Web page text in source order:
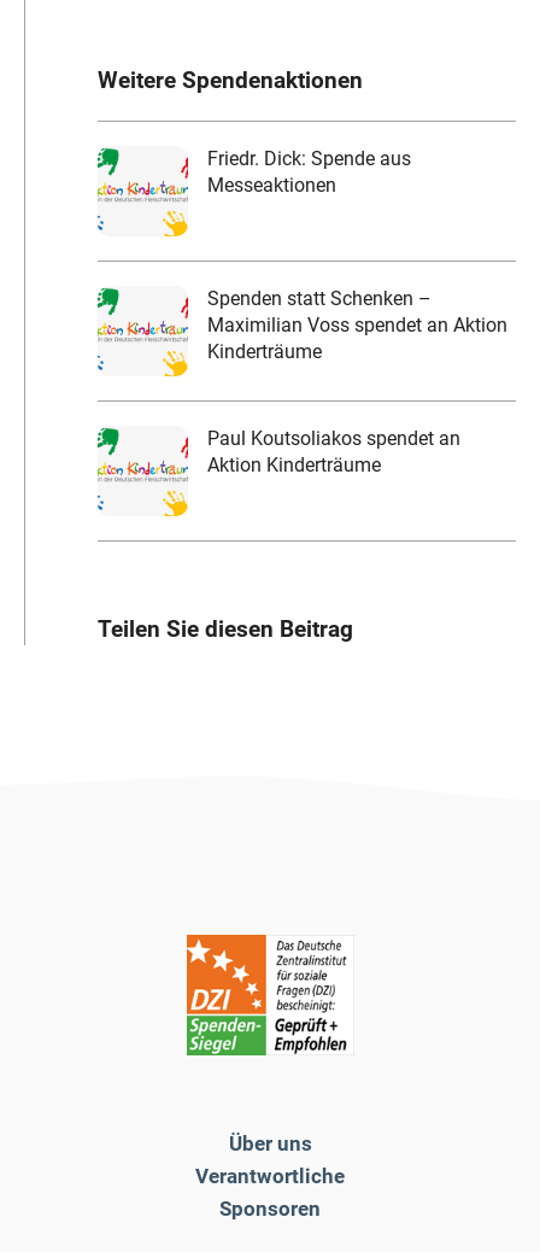
Weitere Spendenaktionen
Friedr. Dick: Spende aus
Messeaktionen
Spenden statt Schenken –
Maximilian Voss spendet an Aktion
Kinderträume
Paul Koutsoliakos spendet an
Aktion Kinderträume
Teilen Sie diesen Beitrag
Über uns
Verantwortliche
Sponsoren